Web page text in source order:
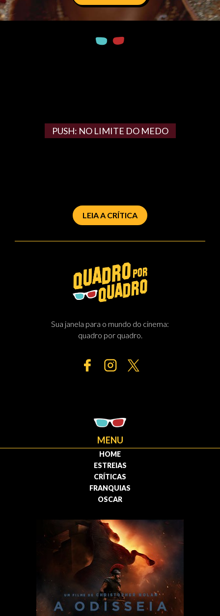
PUSH: NO LIMITE DO MEDO
LEIA A CRÍTICA
Sua janela para o mundo do cinema:
quadro por quadro.
MENU
HOME
ESTREIAS
CRÍTICAS
FRANQUIAS
OSCAR